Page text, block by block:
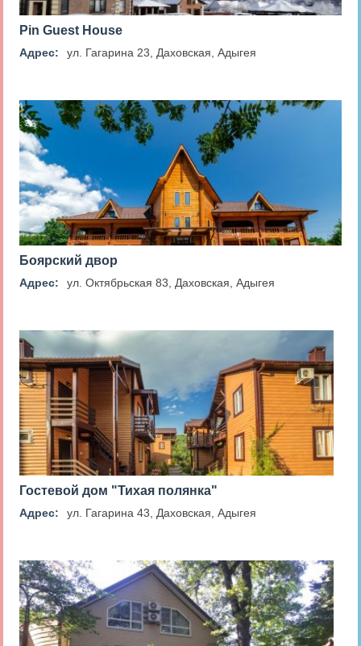
Pin Guest House
Адрес: ул. Гагарина 23, Даховская, Адыгея
Боярский двор
Адрес: ул. Октябрьская 83, Даховская, Адыгея
Гостевой дом "Тихая полянка"
Адрес: ул. Гагарина 43, Даховская, Адыгея